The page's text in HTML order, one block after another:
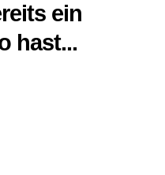
ein
hast...